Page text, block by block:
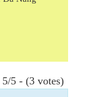
5/5 - (3 votes)